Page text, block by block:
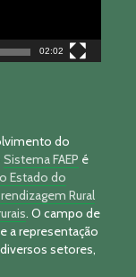
02:02
do
Sistema FAEP é
Estado do
Rural
. O campo de
a representação
setores,